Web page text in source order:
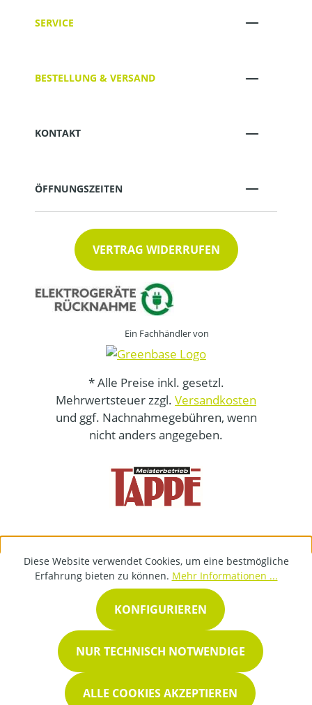
SERVICE
BESTELLUNG & VERSAND
KONTAKT
ÖFFNUNGSZEITEN
VERTRAG WIDERRUFEN
Ein Fachhändler von
* Alle Preise inkl. gesetzl.
Mehrwertsteuer zzgl. Versandkosten
und ggf. Nachnahmegebühren, wenn
nicht anders angegeben.
Diese Website verwendet Cookies, um eine bestmögliche
Erfahrung bieten zu können. Mehr Informationen ...
NUR TECHNISCH NOTWENDIGE
KONFIGURIEREN
ALLE COOKIES AKZEPTIEREN